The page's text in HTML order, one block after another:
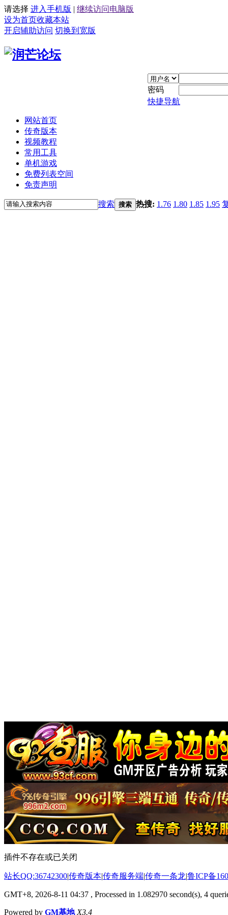
请选择 进入手机版 | 继续访问电脑版
设为首页收藏本站
开启辅助访问 切换到宽版
密码
快捷导航
网站首页
传奇版本
视频教程
常用工具
单机游戏
免费列表空间
免责声明
搜索 搜索 热搜: 1.76 1.80 1.85 1.95
插件不存在或已关闭
站长QQ:36742300|传奇版本|传奇服务端|传奇一条龙|鲁ICP备
GMT+8, 2026-8-11 04:37 , Processed in 1.082970 second(s), 4
Powered by GM基地 X3.4